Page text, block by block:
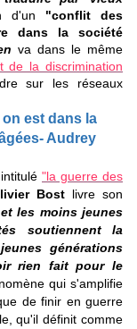
d'un "conflit des
dans la société
va dans le même
de la discrimination
sur les réseaux
est dans la
Audrey
"la guerre des
Bost livre son
les moins jeunes
soutiennent la
générations
rien fait pour le
qui s'amplifie
de finir en guerre
qu'il définit comme